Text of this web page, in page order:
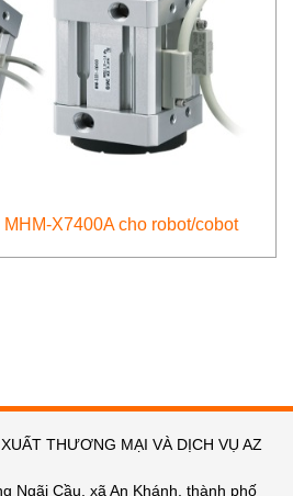
X7400A cho robot/cobot
THƯƠNG MẠI VÀ DỊCH VỤ AZ
Ngãi Cầu, xã An Khánh, thành phố